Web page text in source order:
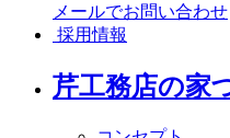
メールでお問い合わせ
採用情報
芹工務店の家